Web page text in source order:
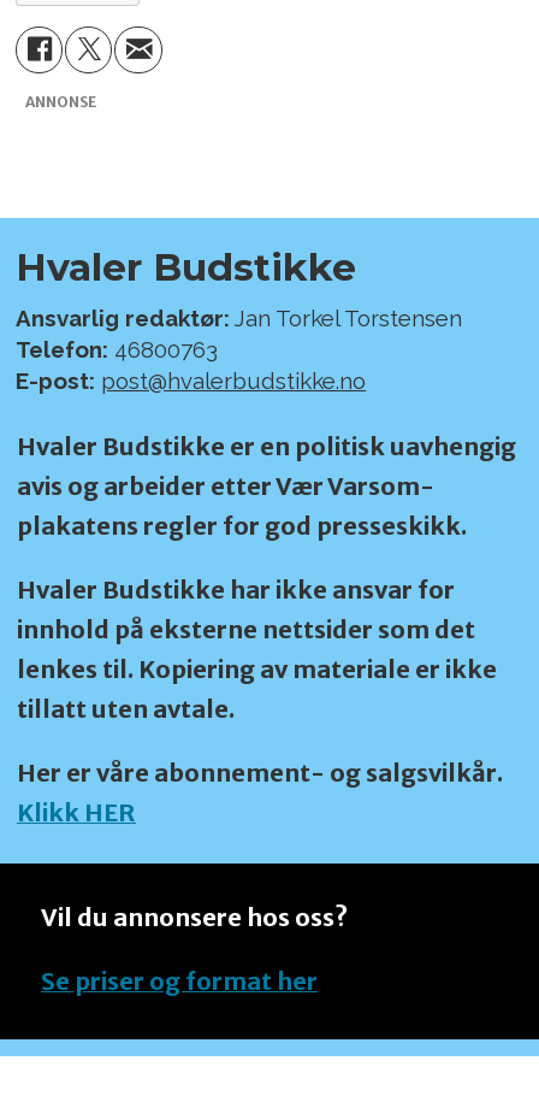
ANNONSE
Hvaler Budstikke
Ansvarlig redaktør: Jan Torkel Torstensen
Telefon: 46800763
E-post: post@hvalerbudstikke.no
Hvaler Budstikke er en politisk uavhengig
avis og arbeider etter Vær Varsom-
plakatens regler for god presseskikk.
Hvaler Budstikke har ikke ansvar for
innhold på eksterne nettsider som det
lenkes til. Kopiering av materiale er ikke
tillatt uten avtale.
Her er våre abonnement- og salgsvilkår.
Klikk HER
Vil du annonsere hos oss?
Se priser og format her